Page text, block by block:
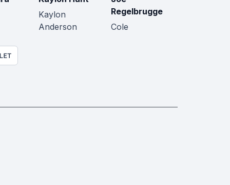
Kaylon
Anderson
Regelbrugge
Cole